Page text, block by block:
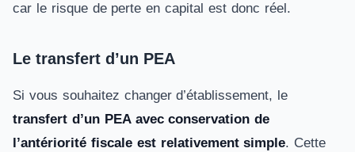
car le risque de perte en capital est donc réel.
Le transfert d’un PEA
Si vous souhaitez changer d’établissement, le
transfert d’un PEA avec conservation de
l’antériorité fiscale est relativement simple. Cette